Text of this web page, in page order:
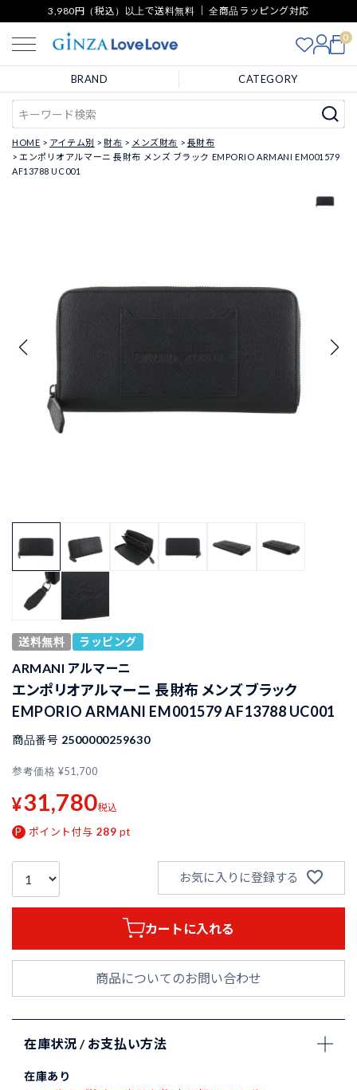
3,980円（税込）以上で送料無料 ｜ 全商品ラッピング対応
0
BRAND CATEGORY
HOME アイテム別 財布 メンズ財布
長財布
エンポリオアルマーニ 長財布 メンズ ブラック EMPORIO ARMANI EM001579
AF13788 UC001
送料無料 ラッピング
ARMANI アルマーニ
エンポリオアルマーニ 長財布 メンズ ブラック
EMPORIO ARMANI EM001579 AF13788 UC001
商品番号 2500000259630
参考価格 ¥51,700
¥31,780税込
ポイント付与 289 pt
お気に入りに登録する
カートに入れる
商品についてのお問い合わせ
在庫状況 / お支払い方法
在庫あり